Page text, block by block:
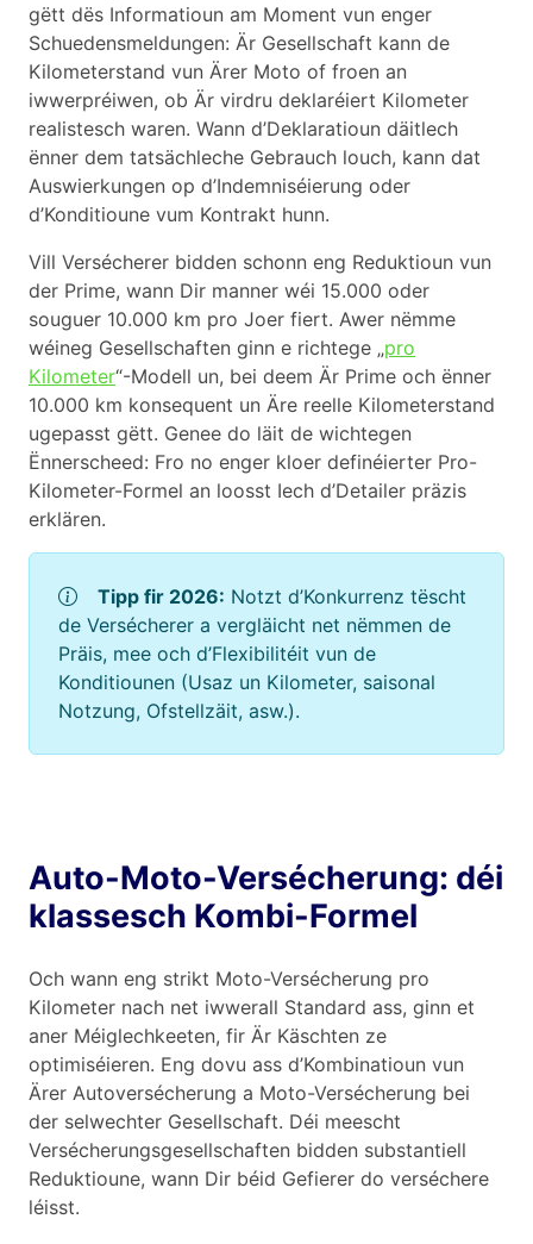
gëtt dës Informatioun am Moment vun enger
Schuedensmeldungen: Är Gesellschaft kann de
Kilometerstand vun Ärer Moto of froen an
iwwerpréiwen, ob Är virdru deklaréiert Kilometer
realistesch waren. Wann d’Deklaratioun däitlech
ënner dem tatsächleche Gebrauch louch, kann dat
Auswierkungen op d’Indemniséierung oder
d’Konditioune vum Kontrakt hunn.
Vill Versécherer bidden schonn eng Reduktioun vun
der Prime, wann Dir manner wéi 15.000 oder
souguer 10.000 km pro Joer fiert. Awer nëmme
wéineg Gesellschaften ginn e richtege „pro
Kilometer“-Modell un, bei deem Är Prime och ënner
10.000 km konsequent un Äre reelle Kilometerstand
ugepasst gëtt. Genee do läit de wichtegen
Ënnerscheed: Fro no enger kloer definéierter Pro-
Kilometer-Formel an loosst Iech d’Detailer präzis
erklären.
Tipp fir 2026: Notzt d’Konkurrenz tëscht
de Versécherer a vergläicht net nëmmen de
Präis, mee och d’Flexibilitéit vun de
Konditiounen (Usaz un Kilometer, saisonal
Notzung, Ofstellzäit, asw.).
Auto-Moto-Versécherung: déi
klassesch Kombi-Formel
Och wann eng strikt Moto-Versécherung pro
Kilometer nach net iwwerall Standard ass, ginn et
aner Méiglechkeeten, fir Är Käschten ze
optimiséieren. Eng dovu ass d’Kombinatioun vun
Ärer Autoversécherung a Moto-Versécherung bei
der selwechter Gesellschaft. Déi meescht
Versécherungsgesellschaften bidden substantiell
Reduktioune, wann Dir béid Gefierer do verséchere
léisst.